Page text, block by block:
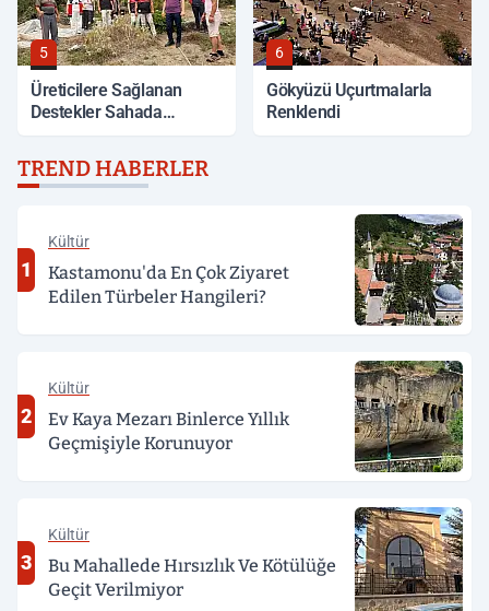
5
Üreticilere Sağlanan
Destekler Sahada
6
Gökyüzü Uçurtmalarla
Renklendi
TREND HABERLER
1
Kültür
Kastamonu'da En Çok Ziyaret
Edilen Türbeler Hangileri?
2
Kültür
Ev Kaya Mezarı Binlerce Yıllık
Geçmişiyle Korunuyor
3
Kültür
Bu Mahallede Hırsızlık Ve Kötülüğe
Geçit Verilmiyor